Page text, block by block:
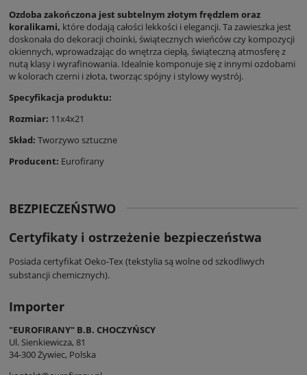
Ozdoba zakończona jest subtelnym złotym frędzlem oraz
koralikami, które dodają całości lekkości i elegancji. Ta zawieszka jest
doskonała do dekoracji choinki, świątecznych wieńców czy kompozycji
okiennych, wprowadzając do wnętrza ciepłą, świąteczną atmosferę z
nutą klasy i wyrafinowania. Idealnie komponuje się z innymi ozdobami
w kolorach czerni i złota, tworząc spójny i stylowy wystrój.
Specyfikacja produktu:
Rozmiar: 11x4x21
Skład: Tworzywo sztuczne
Producent: Eurofirany
BEZPIECZEŃSTWO
Certyfikaty i ostrzeżenie bezpieczeństwa
Posiada certyfikat Oeko-Tex (tekstylia są wolne od szkodliwych
substancji chemicznych).
Importer
"EUROFIRANY" B.B. CHOCZYŃSCY
Ul. Sienkiewicza, 81
34-300 Żywiec, Polska